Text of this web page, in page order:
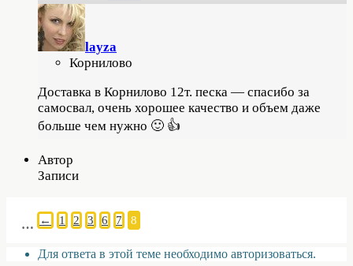
layza
Корнилово
Доставка в Корнилово 12т. песка — спасибо за
самосвал, очень хорошее качество и объем даже
больше чем нужно 🙂 👍
Автор
Записи
← 1 2 3
… 6 7 8
Для ответа в этой теме необходимо авторизоваться.